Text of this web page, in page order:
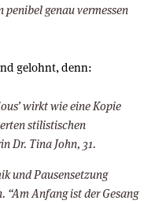
genau vermessen
gelohnt, denn:
wirkt wie eine Kopie
stilistischen
Dr. Tina John, 31.
und Pausensetzung
Anfang ist der Gesang